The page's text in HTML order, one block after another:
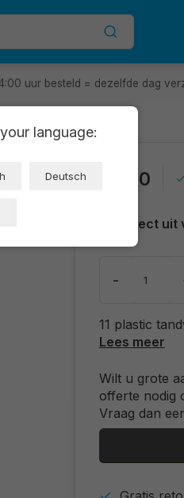
uur besteld = dezelfde dag
€2,00
Direct
-
11 plastic
Lees meer
Wilt u grote
offerte nodig
Vraag dan
language:
Deutsch